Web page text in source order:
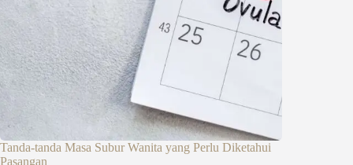
Tanda-tanda Masa Subur Wanita yang Perlu Diketahui
Pasangan